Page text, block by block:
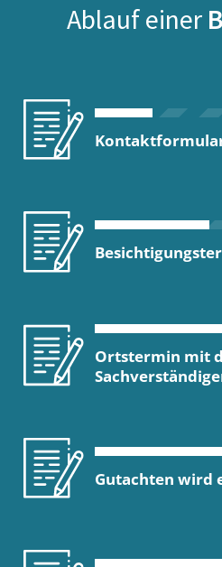
Ablauf einer
Ortstermin mit
Gutachten wird